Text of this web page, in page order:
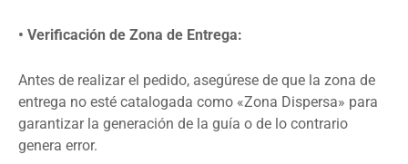
• Verificación de Zona de Entrega:
Antes de realizar el pedido, asegúrese de que la zona de
entrega no esté catalogada como «Zona Dispersa» para
garantizar la generación de la guía o de lo contrario
genera error.